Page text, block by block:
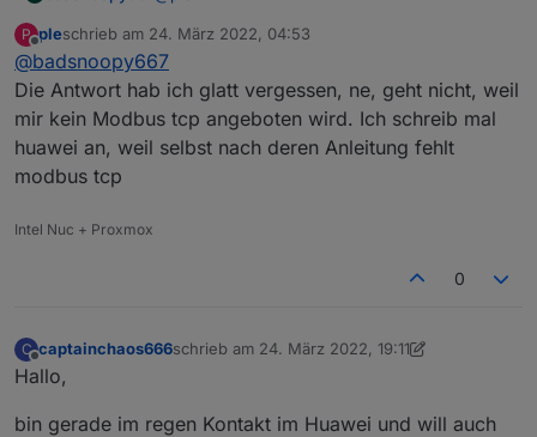
angeschlossen.
P
Offline
pleschrieb am 24. März 2022, 04:53
zuletzt editiert von
@badsnoopy667
Die Antwort hab ich glatt vergessen, ne, geht nicht, weil
mir kein Modbus tcp angeboten wird. Ich schreib mal
huawei an, weil selbst nach deren Anleitung fehlt
modbus tcp
Intel Nuc + Proxmox
0
C
Offline
captainchaos666schrieb am 24. März 2022, 19:11
zuletzt editiert von captainchaos666
Hallo,
bin gerade im regen Kontakt im Huawei und will auch